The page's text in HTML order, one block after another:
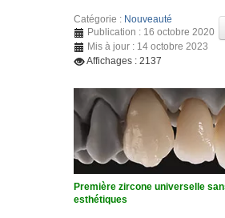
Catégorie : Nouveauté
Publication : 16 octobre 2020
Mis à jour : 14 octobre 2023
Affichages : 2137
Première zircone universelle
esthétiques